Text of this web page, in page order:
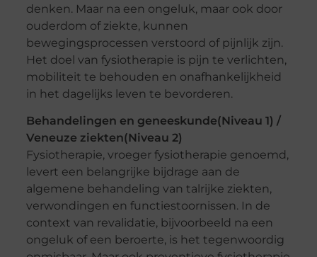
denken. Maar na een ongeluk, maar ook door
ouderdom of ziekte, kunnen
bewegingsprocessen verstoord of pijnlijk zijn.
Het doel van fysiotherapie is pijn te verlichten,
mobiliteit te behouden en onafhankelijkheid
in het dagelijks leven te bevorderen.
Behandelingen en geneeskunde(Niveau 1) /
Veneuze ziekten(Niveau 2)
Fysiotherapie, vroeger fysiotherapie genoemd,
levert een belangrijke bijdrage aan de
algemene behandeling van talrijke ziekten,
verwondingen en functiestoornissen. In de
context van revalidatie, bijvoorbeeld na een
ongeluk of een beroerte, is het tegenwoordig